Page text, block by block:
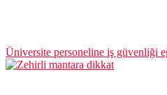
Üniversite personeline iş güvenliği